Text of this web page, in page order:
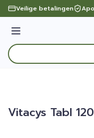
Ga naar de inhoud
Veilige betalingen
Menu
Product, merk,
Vitacys Tabl